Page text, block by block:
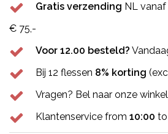
Gratis verzending NL
€ 75,-
Voor 12.00 besteld?
Bij 12 flessen 8% korting
Vragen? Bel naar onze
Klantenservice from 10:00 to